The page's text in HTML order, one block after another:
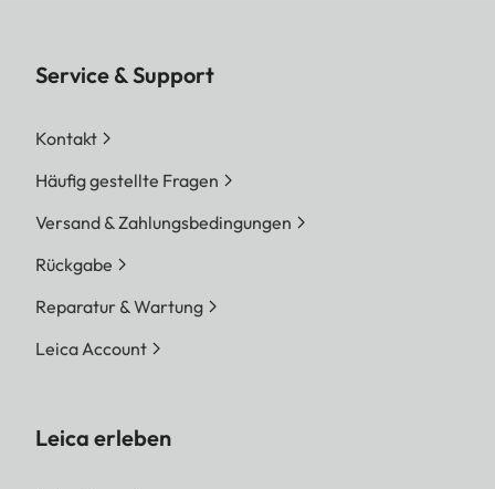
Service & Support
Kontakt
Häufig gestellte Fragen
Versand & Zahlungsbedingungen
Rückgabe
Reparatur & Wartung
Leica Account
Leica erleben